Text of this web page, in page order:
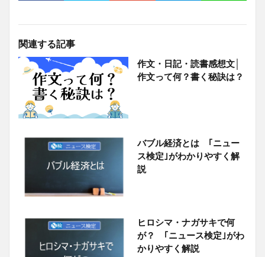
関連する記事
作文・日記・読書感想文│
作文って何？書く秘訣は？
バブル経済とは ｢ニュー
ス検定｣がわかりやすく解
説
ヒロシマ・ナガサキで何
が？ ｢ニュース検定｣がわ
かりやすく解説